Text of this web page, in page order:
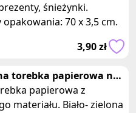
śnieżynki.
70 x 3,5 cm.
3,90 zł
torebka papierowa na
papierowa z
materiału. Biało- zielona